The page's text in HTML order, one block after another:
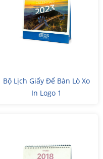
Bộ Lịch Giấy Để Bàn Lò Xo
In Logo 1